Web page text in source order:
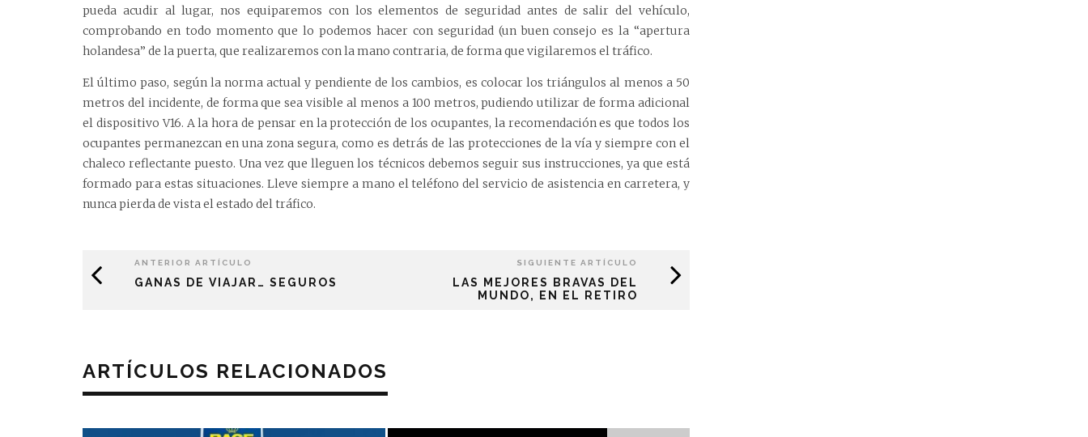
pueda acudir al lugar, nos equiparemos con los elementos de seguridad antes de salir del vehículo,
comprobando en todo momento que lo podemos hacer con seguridad (un buen consejo es la “apertura
holandesa” de la puerta, que realizaremos con la mano contraria, de forma que vigilaremos el tráfico.
El último paso, según la norma actual y pendiente de los cambios, es colocar los triángulos al menos a 50
metros del incidente, de forma que sea visible al menos a 100 metros, pudiendo utilizar de forma adicional
el dispositivo V16. A la hora de pensar en la protección de los ocupantes, la recomendación es que todos los
ocupantes permanezcan en una zona segura, como es detrás de las protecciones de la vía y siempre con el
chaleco reflectante puesto. Una vez que lleguen los técnicos debemos seguir sus instrucciones, ya que está
formado para estas situaciones. Lleve siempre a mano el teléfono del servicio de asistencia en carretera, y
nunca pierda de vista el estado del tráfico.
ANTERIOR ARTÍCULO
GANAS DE VIAJAR… SEGUROS
SIGUIENTE ARTÍCULO
LAS MEJORES BRAVAS DEL
MUNDO, EN EL RETIRO
ARTÍCULOS RELACIONADOS